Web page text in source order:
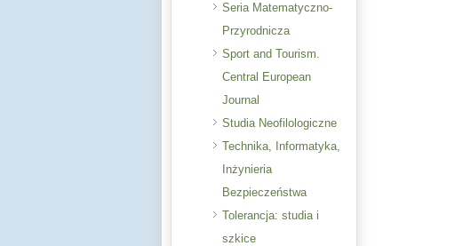
Seria Matematyczno-
Przyrodnicza
Sport and Tourism.
Central European
Journal
Studia Neofilologiczne
Technika, Informatyka,
Inżynieria
Bezpieczeństwa
Tolerancja: studia i
szkice